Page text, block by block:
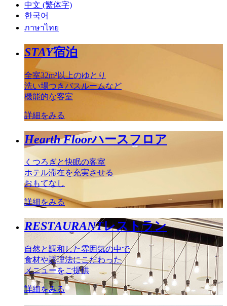
中文 (繁体字)
한국어
ภาษาไทย
STAY宿泊
全室32m²以上のゆとり
洗い場つきバスルームなど
機能的な客室
詳細をみる
Hearth Floorハースフロア
くつろぎと快眠の客室
ホテル滞在を充実させる
おもてなし
詳細をみる
RESTAURANTレストラン
自然と調和した雰囲気の中で
食材や調理法にこだわった
メニューをご提供
詳細をみる